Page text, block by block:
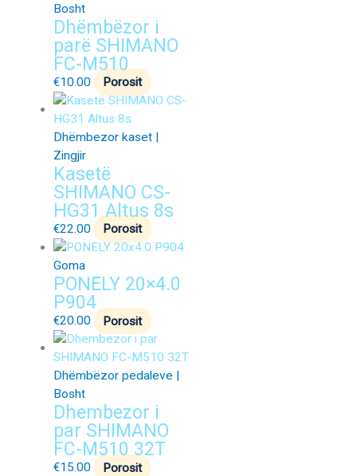
Bosht
Dhëmbëzor i
parë SHIMANO
FC-M510
€10.00 Porosit
Dhëmbezor kaset |
Zingjir
Kasetë
SHIMANO CS-
HG31 Altus 8s
€22.00 Porosit
Goma
PONELY 20×4.0
P904
€20.00 Porosit
Dhëmbëzor pedaleve |
Bosht
Dhembezor i
par SHIMANO
FC-M510 32T
€15.00 Porosit